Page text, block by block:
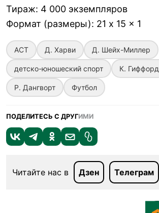
Тираж: 4 000 экземпляров
Формат (размеры): 21 x 15 x 1
АСТ Д. Харви Д. Шейх-Миллер
детско-юношеский спорт К. Гиффорд
Р. Дангворт Футбол
ПОДЕЛИТЕСЬ С ДРУГИМИ
Читайте нас в Дзен Телеграм